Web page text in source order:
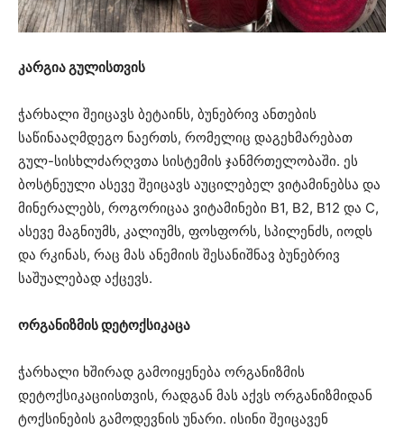
კარგია გულისთვის
ჭარხალი შეიცავს ბეტაინს, ბუნებრივ ანთების
საწინააღმდეგო ნაერთს, რომელიც დაგეხმარებათ
გულ-სისხლძარღვთა სისტემის ჯანმრთელობაში. ეს
ბოსტნეული ასევე შეიცავს აუცილებელ ვიტამინებსა და
მინერალებს, როგორიცაა ვიტამინები B1, B2, B12 და C,
ასევე მაგნიუმს, კალიუმს, ფოსფორს, სპილენძს, იოდს
და რკინას, რაც მას ანემიის შესანიშნავ ბუნებრივ
საშუალებად აქცევს.
ორგანიზმის დეტოქსიკაცა
ჭარხალი ხშირად გამოიყენება ორგანიზმის
დეტოქსიკაციისთვის, რადგან მას აქვს ორგანიზმიდან
ტოქსინების გამოდევნის უნარი. ისინი შეიცავენ